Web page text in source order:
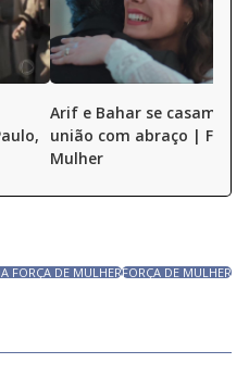
Arif e Bahar se casam e
união com abraço |
Mulher
FORÇA DE MULHERFORÇA DE MULHER